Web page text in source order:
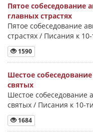
Пятое собеседование
главных страстях
Пятое собеседование
страстях / Писания к
1590
Шестое
святых
Шестое
святых / Писания к 10-
1684